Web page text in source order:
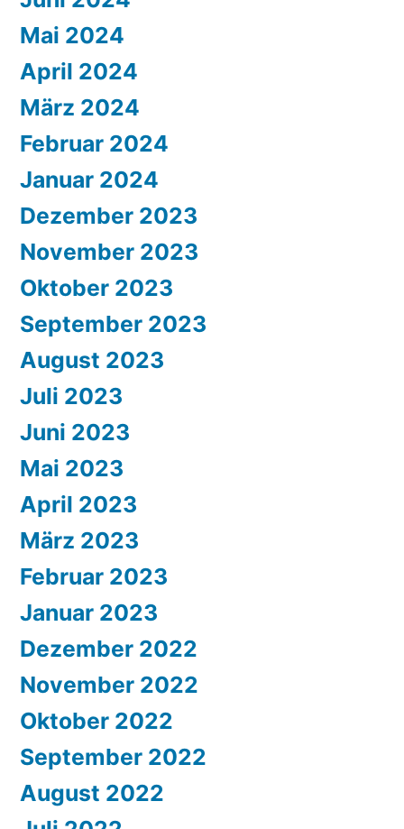
Mai 2024
April 2024
März 2024
Februar 2024
Januar 2024
Dezember 2023
November 2023
Oktober 2023
September 2023
August 2023
Juli 2023
Juni 2023
Mai 2023
April 2023
März 2023
Februar 2023
Januar 2023
Dezember 2022
November 2022
Oktober 2022
September 2022
August 2022